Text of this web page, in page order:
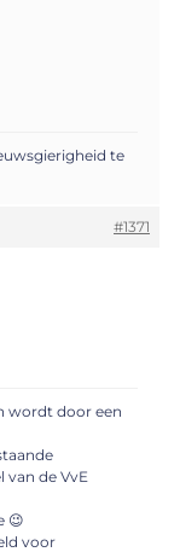
te
#1371
wordt door een
de VvE
😉
voor